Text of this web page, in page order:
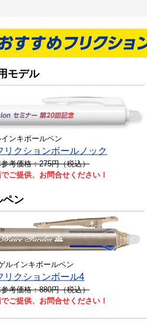
モデル
ンキボールペン
リクションボールノック
考価格：275円（税込）
ご提供、お問合せください！
ペン
ルインキボールペン
リクションボール4
考価格：880円（税込）
ご提供、お問合せください！